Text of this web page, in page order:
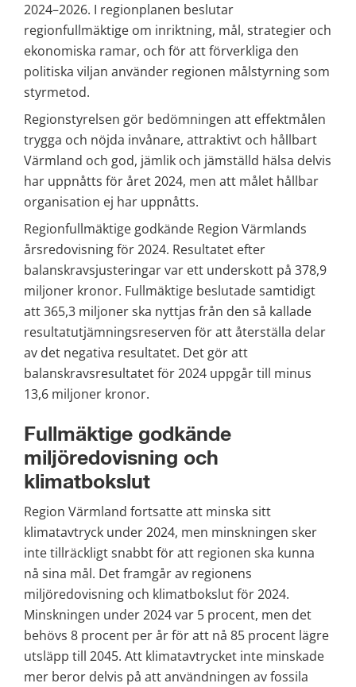
2024–2026. I regionplanen beslutar
regionfullmäktige om inriktning, mål, strategier och
ekonomiska ramar, och för att förverkliga den
politiska viljan använder regionen målstyrning som
styrmetod.
Regionstyrelsen gör bedömningen att effektmålen
trygga och nöjda invånare, attraktivt och hållbart
Värmland och god, jämlik och jämställd hälsa delvis
har uppnåtts för året 2024, men att målet hållbar
organisation ej har uppnåtts.
Regionfullmäktige godkände Region Värmlands
årsredovisning för 2024. Resultatet efter
balanskravsjusteringar var ett underskott på 378,9
miljoner kronor. Fullmäktige beslutade samtidigt
att 365,3 miljoner ska nyttjas från den så kallade
resultatutjämningsreserven för att återställa delar
av det negativa resultatet. Det gör att
balanskravsresultatet för 2024 uppgår till minus
13,6 miljoner kronor.
Fullmäktige godkände
miljöredovisning och
klimatbokslut
Region Värmland fortsatte att minska sitt
klimatavtryck under 2024, men minskningen sker
inte tillräckligt snabbt för att regionen ska kunna
nå sina mål. Det framgår av regionens
miljöredovisning och klimatbokslut för 2024.
Minskningen under 2024 var 5 procent, men det
behövs 8 procent per år för att nå 85 procent lägre
utsläpp till 2045. Att klimatavtrycket inte minskade
mer beror delvis på att användningen av fossila